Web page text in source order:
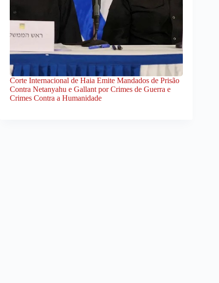
Corte Internacional de Haia Emite Mandados de Prisão
Contra Netanyahu e Gallant por Crimes de Guerra e
Crimes Contra a Humanidade